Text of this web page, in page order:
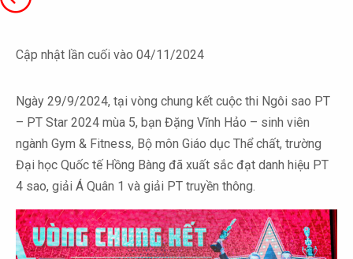
Cập nhật lần cuối vào 04/11/2024
Ngày 29/9/2024, tại vòng chung kết cuộc thi Ngôi sao PT
– PT Star 2024 mùa 5, bạn Đặng Vĩnh Hảo – sinh viên
ngành Gym & Fitness, Bộ môn Giáo dục Thể chất, trường
Đại học Quốc tế Hồng Bàng đã xuất sắc đạt danh hiệu PT
4 sao, giải Á Quân 1 và giải PT truyền thông.